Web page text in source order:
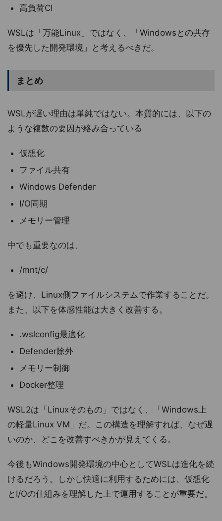
高負荷CI
WSLは「万能Linux」ではなく、「Windowsとの共存
を優先した開発環境」と考えるべきだ。
まとめ
WSLが遅い理由は単純ではない。本質的には、以下の
ような複数の要因が絡み合っている
仮想化
ファイル共有
Windows Defender
I/O同期
メモリー管理
中でも重要なのは、
/mnt/c/
を避け、Linux側ファイルシステムで作業することだ。
また、以下を体感性能は大きく改善する。
.wslconfig最適化
Defender除外
メモリー制御
Docker整理
WSL2は「Linuxそのもの」ではなく、「Windows上
の軽量Linux VM」だ。この構造を理解すれば、なぜ遅
いのか、どこを改善すべきかが見えてくる。
今後もWindows開発環境の中心としてWSLは進化を続
けるだろう。しかし快適に利用するためには、仮想化
とI/Oの仕組みを理解した上で運用することが重要だ。